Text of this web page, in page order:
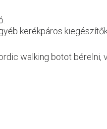
kerékpáros
walking botot bérelni,